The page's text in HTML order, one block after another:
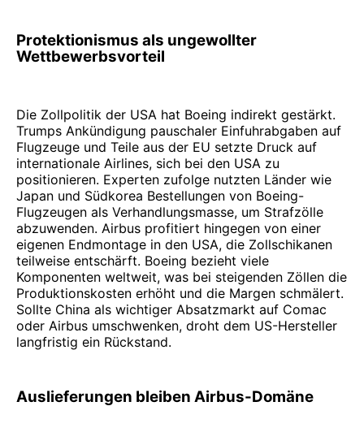
Protektionismus als ungewollter
Wettbewerbsvorteil
Die Zollpolitik der USA hat Boeing indirekt gestärkt.
Trumps Ankündigung pauschaler Einfuhrabgaben auf
Flugzeuge und Teile aus der EU setzte Druck auf
internationale Airlines, sich bei den USA zu
positionieren. Experten zufolge nutzten Länder wie
Japan und Südkorea Bestellungen von Boeing-
Flugzeugen als Verhandlungsmasse, um Strafzölle
abzuwenden. Airbus profitiert hingegen von einer
eigenen Endmontage in den USA, die Zollschikanen
teilweise entschärft. Boeing bezieht viele
Komponenten weltweit, was bei steigenden Zöllen die
Produktionskosten erhöht und die Margen schmälert.
Sollte China als wichtiger Absatzmarkt auf Comac
oder Airbus umschwenken, droht dem US-Hersteller
langfristig ein Rückstand.
Auslieferungen bleiben Airbus-Domäne